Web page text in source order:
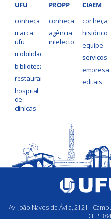
UFU
conheça
marca
ufu
mobilidade
bibliotecas
restaurantes
hospital
de
clinícas
PROPP
conheça
agência
intelecto
CIAEM
conheça
histórico
equipe
serviços
empresas
editais
Av. João Naves de Ávila, 2121 -
CEP